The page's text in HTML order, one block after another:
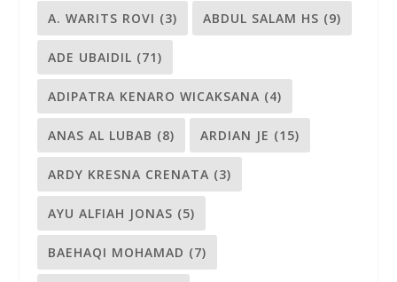
A. WARITS ROVI (3) ABDUL SALAM HS (9)
ADE UBAIDIL (71)
ADIPATRA KENARO WICAKSANA (4)
ANAS AL LUBAB (8) ARDIAN JE (15)
ARDY KRESNA CRENATA (3)
AYU ALFIAH JONAS (5)
BAEHAQI MOHAMAD (7)